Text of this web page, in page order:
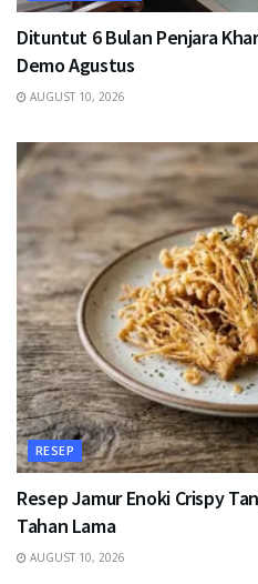
Dituntut 6 Bulan Penjara
Demo Agustus
AUGUST 10, 2026
RESEP
Resep Jamur Enoki Crispy
Tahan Lama
AUGUST 10, 2026